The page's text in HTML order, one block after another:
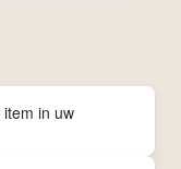
item in uw